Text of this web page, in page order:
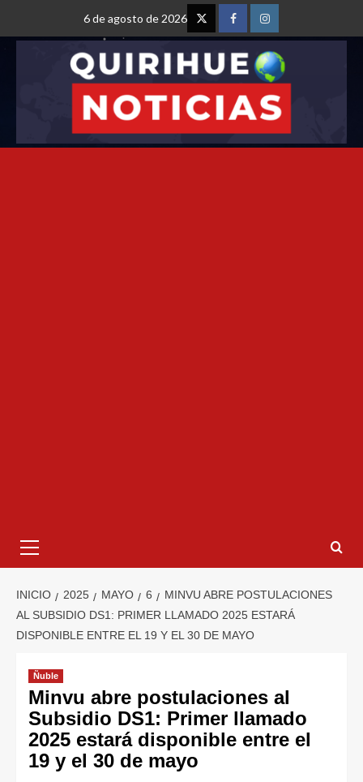
6 de agosto de 2026
INICIO 2025 MAYO 6
MINVU ABRE POSTULACIONES
AL SUBSIDIO DS1: PRIMER LLAMADO 2025 ESTARÁ
DISPONIBLE ENTRE EL 19 Y EL 30 DE MAYO
Ñuble
Minvu abre postulaciones al
Subsidio DS1: Primer llamado
2025 estará disponible entre el
19 y el 30 de mayo